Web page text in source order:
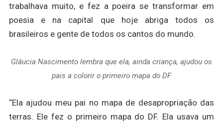
trabalhava muito, e fez a poeira se transformar em
poesia e na capital que hoje abriga todos os
brasileiros e gente de todos os cantos do mundo.
Gláucia Nascimento lembra que ela, ainda criança, ajudou os
pais a colorir o primeiro mapa do DF
“Ela ajudou meu pai no mapa de desapropriação das
terras. Ele fez o primeiro mapa do DF. Ela usava um